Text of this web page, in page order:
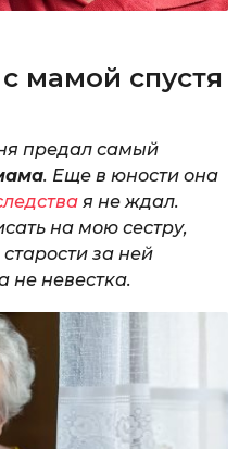
мамой спустя
предал самый
. Еще в юности она
я не ждал.
на мою сестру,
за ней
не невестка.